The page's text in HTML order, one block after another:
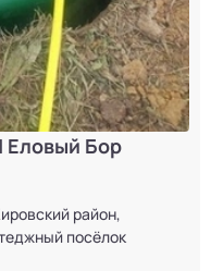
Бор
район,
посёлок